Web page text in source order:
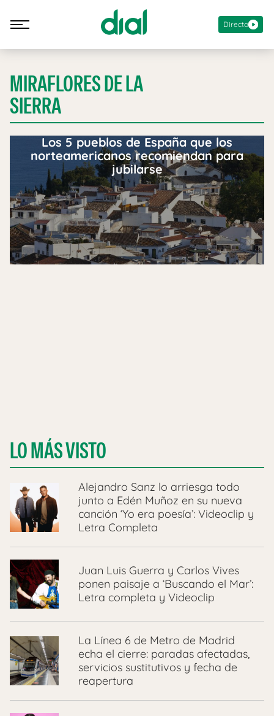
Directo
MIRAFLORES DE LA
SIERRA
Los 5 pueblos de España que los
norteamericanos recomiendan para
jubilarse
LO MÁS VISTO
Alejandro Sanz lo arriesga todo
junto a Edén Muñoz en su nueva
canción ‘Yo era poesía’: Videoclip y
Letra Completa
Juan Luis Guerra y Carlos Vives
ponen paisaje a ‘Buscando el Mar’:
Letra completa y Videoclip
La Línea 6 de Metro de Madrid
echa el cierre: paradas afectadas,
servicios sustitutivos y fecha de
reapertura